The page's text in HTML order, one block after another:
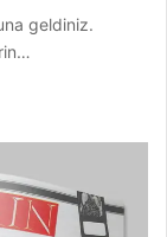
geldiniz.